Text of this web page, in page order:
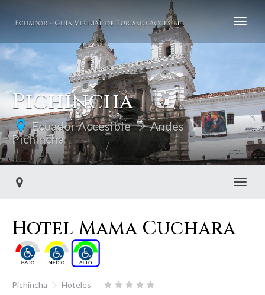
Pichincha
Ecuador Accesible
Andes
Pichincha
Hotel Mama Cuchara
Pichincha Hoteles